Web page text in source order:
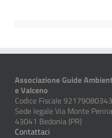
Associazione Guide
e Valceno
Codice Fiscale 92179080343
Sede legale Via Monte
43041 Bedonia (PR)
Contattaci